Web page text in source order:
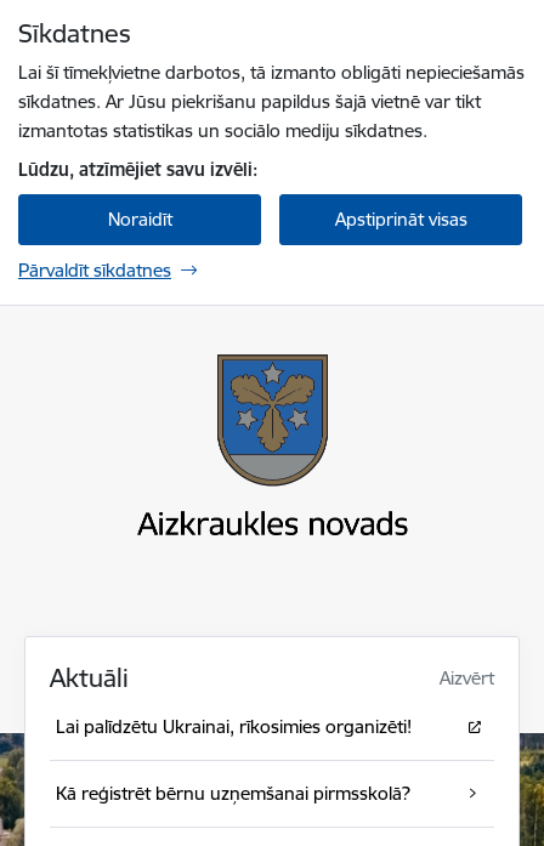
Sīkdatnes
Lai šī tīmekļvietne darbotos, tā izmanto obligāti nepieciešamās
sīkdatnes. Ar Jūsu piekrišanu papildus šajā vietnē var tikt
izmantotas statistikas un sociālo mediju sīkdatnes.
Lūdzu, atzīmējiet savu izvēli:
Noraidīt Apstiprināt visas
Pārvaldīt sīkdatnes
Aktuāli Aizvērt
Lai palīdzētu Ukrainai, rīkosimies organizēti!
Kā reģistrēt bērnu uzņemšanai pirmsskolā?